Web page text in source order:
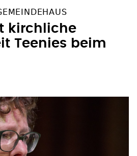
kirchliche
Teenies beim